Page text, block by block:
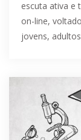
escuta ativa e
on-line,